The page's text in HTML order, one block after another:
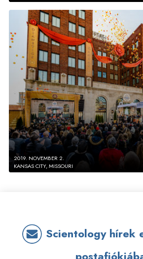
2019. NOVEMBER 2.
KANSAS CITY, MISSOURI
Scientology hírek